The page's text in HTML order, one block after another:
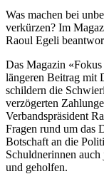
Was machen bei
verkürzen? Im
Raoul Egeli
Das Magazin
längeren Beitrag mit
schildern die
verzögerten
Verbandspräsident
Fragen rund um das
Botschaft an die
Schuldnerinnen
und geholfen.